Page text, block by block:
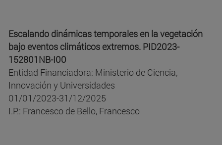
Escalando dinámicas temporales en la vegetación
bajo eventos climáticos extremos. PID2023-
152801NB-I00
Entidad Financiadora: Ministerio de Ciencia,
Innovación y Universidades
01/01/2023-31/12/2025
I.P.: Francesco de Bello, Francesco